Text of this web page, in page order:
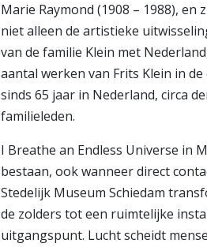
Marie Raymond (1908 – 1988),
niet alleen de artistieke
van de familie Klein met
aantal werken van Frits Klein in
sinds 65 jaar in Nederland, circa
familieleden.
I Breathe an Endless Universe in
bestaan, ook wanneer direct
Stedelijk Museum Schiedam
de zolders tot een ruimtelijke
uitgangspunt. Lucht scheidt